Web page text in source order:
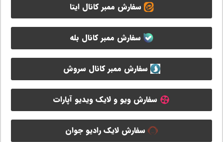
سفارش ممبر کانال ایتا
سفارش ممبر کانال بله
سفارش ممبر کانال سروش
سفارش ویو و لایک ویدیو آپارات
سفارش لایک رادیو جوان